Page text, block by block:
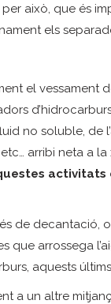
per això, que és
els
el vessament
no soluble, de
arribi neta a
activitats
de decantació,
que arrossega
aquests
a un altre